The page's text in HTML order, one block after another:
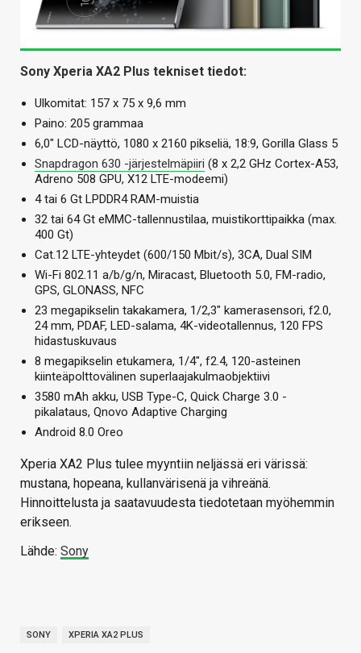
Sony Xperia XA2 Plus tekniset tiedot:
Ulkomitat: 157 x 75 x 9,6 mm
Paino: 205 grammaa
6,0″ LCD-näyttö, 1080 x 2160 pikseliä, 18:9, Gorilla Glass 5
Snapdragon 630 -järjestelmäpiiri (8 x 2,2 GHz Cortex-A53,
Adreno 508 GPU, X12 LTE-modeemi)
4 tai 6 Gt LPDDR4 RAM-muistia
32 tai 64 Gt eMMC-tallennustilaa, muistikorttipaikka (max.
400 Gt)
Cat.12 LTE-yhteydet (600/150 Mbit/s), 3CA, Dual SIM
Wi-Fi 802.11 a/b/g/n, Miracast, Bluetooth 5.0, FM-radio,
GPS, GLONASS, NFC
23 megapikselin takakamera, 1/2,3″ kamerasensori, f2.0,
24 mm, PDAF, LED-salama, 4K-videotallennus, 120 FPS
hidastuskuvaus
8 megapikselin etukamera, 1/4″, f2.4, 120-asteinen
kiinteäpolttovälinen superlaajakulmaobjektiivi
3580 mAh akku, USB Type-C, Quick Charge 3.0 -
pikalataus, Qnovo Adaptive Charging
Android 8.0 Oreo
Xperia XA2 Plus tulee myyntiin neljässä eri värissä:
mustana, hopeana, kullanvärisenä ja vihreänä.
Hinnoittelusta ja saatavuudesta tiedotetaan myöhemmin
erikseen.
Lähde: Sony
SONY XPERIA XA2 PLUS